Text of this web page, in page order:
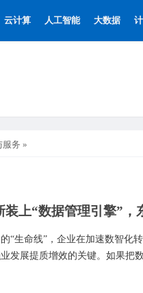
云计算 人工智能 大数据
服务 »
装上“数据管理引擎”，
“生命线”，企业在加速数智化
发展提质增效的关键。如果把